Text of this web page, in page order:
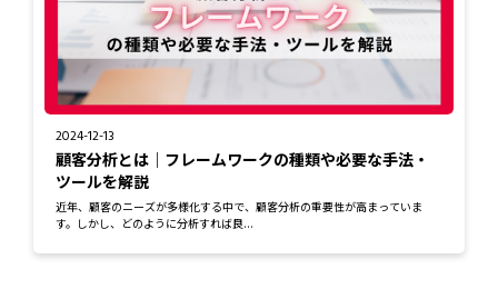
2024-12-13
顧客分析とは｜フレームワークの種類や必要な手法・
ツールを解説
近年、顧客のニーズが多様化する中で、顧客分析の重要性が高まっていま
す。しかし、どのように分析すれば良...